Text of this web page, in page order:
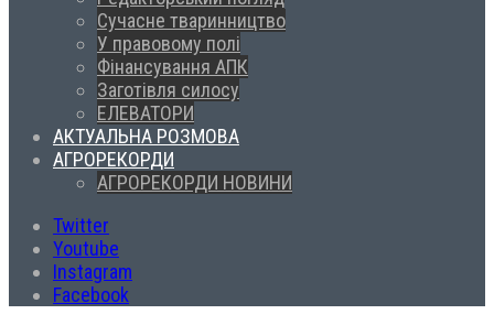
Сучасне тваринництво
У правовому полі
Фінансування АПК
Заготівля силосу
ЕЛЕВАТОРИ
АКТУАЛЬНА РОЗМОВА
АГРОРЕКОРДИ
АГРОРЕКОРДИ НОВИНИ
Twitter
Youtube
Instagram
Facebook